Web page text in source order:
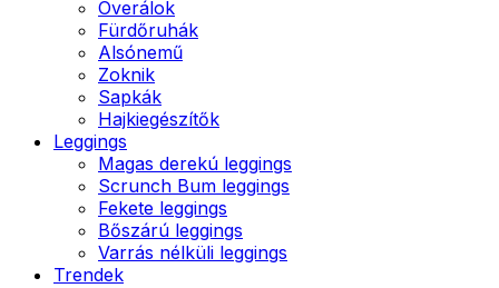
Overálok
Fürdőruhák
Alsónemű
Zoknik
Sapkák
Hajkiegészítők
Leggings
Magas derekú leggings
Scrunch Bum leggings
Fekete leggings
Bőszárú leggings
Varrás nélküli leggings
Trendek